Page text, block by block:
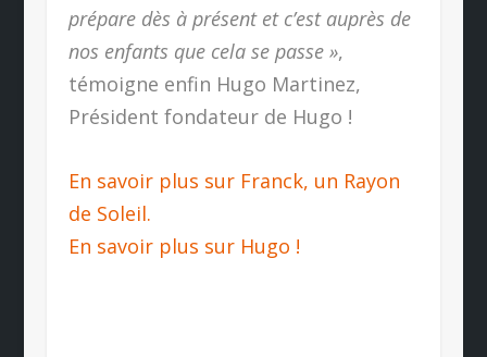
prépare dès à présent et c’est auprès de
nos enfants que cela se passe »,
témoigne enfin Hugo Martinez,
Président fondateur de Hugo !
En savoir plus sur Franck, un Rayon
de Soleil.
En savoir plus sur Hugo !